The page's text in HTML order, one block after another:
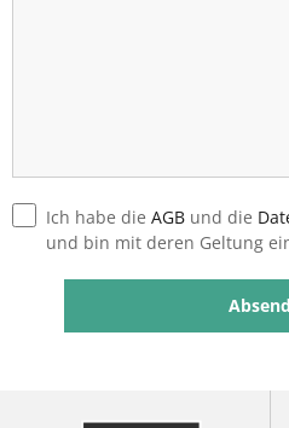
Ich habe die AGB und die
und bin mit deren Geltung